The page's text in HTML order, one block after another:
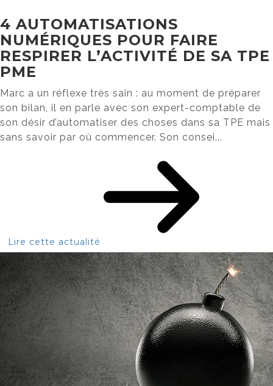
4 AUTOMATISATIONS
NUMÉRIQUES POUR FAIRE
RESPIRER L’ACTIVITÉ DE SA TPE
PME
Marc a un réflexe très sain : au moment de préparer
son bilan, il en parle avec son expert-comptable de
son désir d’automatiser des choses dans sa TPE mais
sans savoir par où commencer. Son consei...
Lire cette actualité